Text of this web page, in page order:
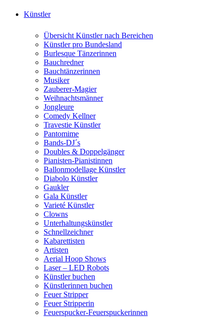
Künstler
Übersicht Künstler nach Bereichen
Künstler pro Bundesland
Burlesque Tänzerinnen
Bauchredner
Bauchtänzerinnen
Musiker
Zauberer-Magier
Weihnachtsmänner
Jongleure
Comedy Kellner
Travestie Künstler
Pantomime
Bands-DJ´s
Doubles & Doppelgänger
Pianisten-Pianistinnen
Ballonmodellage Künstler
Diabolo Künstler
Gaukler
Gala Künstler
Varieté Künstler
Clowns
Unterhaltungskünstler
Schnellzeichner
Kabarettisten
Artisten
Aerial Hoop Shows
Laser – LED Robots
Künstler buchen
Künstlerinnen buchen
Feuer Stripper
Feuer Stripperin
Feuerspucker-Feuerspuckerinnen